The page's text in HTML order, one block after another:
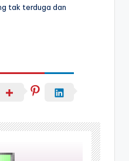
tak terduga dan